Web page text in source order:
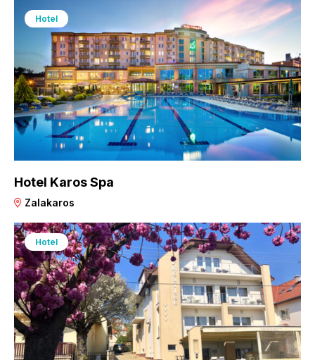
Hotel
Hotel Karos Spa
Zalakaros
Hotel